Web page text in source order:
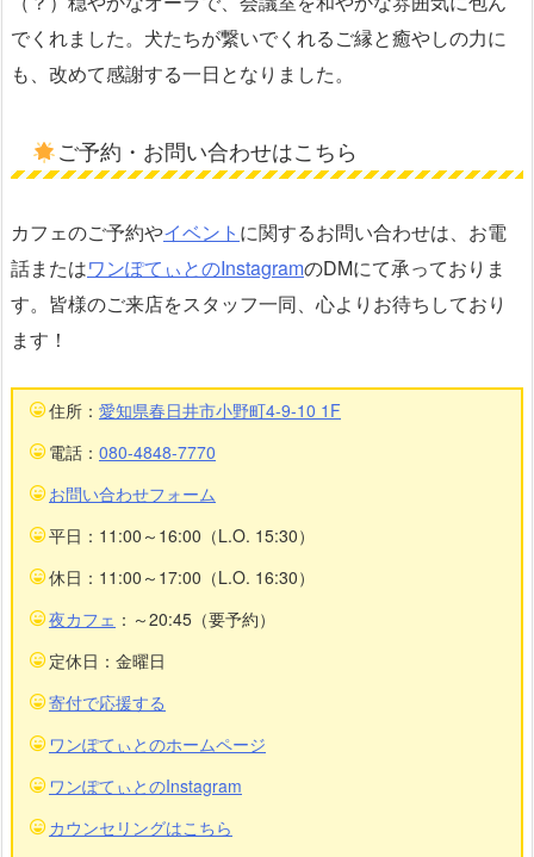
でくれました。犬たちが繋いでくれるご縁と癒やしの力に
も、改めて感謝する一日となりました。
ご予約・お問い合わせはこちら
カフェのご予約やイベント に関するお問い合わせは、お電
話またはワンぽてぃとのInstagramのDMにて承っておりま
す。皆様のご来店をスタッフ一同、心よりお待ちしており
ます！
住所： 愛知県春日井市小野町4-9-10 1F
電話： 080-4848-7770
お問い合わせフォーム
平日：11:00～16:00（L.O. 15:30）
休日：11:00～17:00（L.O. 16:30）
夜カフェ ：～20:45（要予約）
定休日：金曜日
寄付で応援する
ワンぽてぃとのホームページ
ワンぽてぃとのInstagram
カウンセリングはこちら